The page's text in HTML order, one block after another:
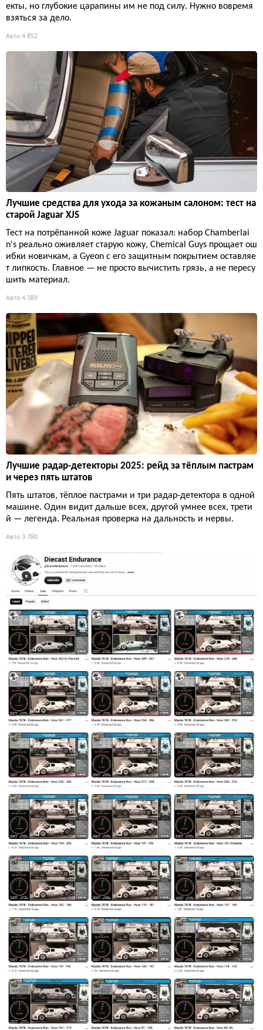
екты, но глубокие царапины им не под силу. Нужно вовремя
взяться за дело.
Авто 4 852
Лучшие средства для ухода за кожаным салоном: тест на
старой Jaguar XJS
Тест на потрёпанной коже Jaguar показал: набор Chamberlai
n's реально оживляет старую кожу, Chemical Guys прощает ош
ибки новичкам, а Gyeon с его защитным покрытием оставляе
т липкость. Главное — не просто вычистить грязь, а не пересу
шить материал.
Авто 4 389
Лучшие радар-детекторы 2025: рейд за тёплым пастрам
и через пять штатов
Пять штатов, тёплое пастрами и три радар-детектора в одной
машине. Один видит дальше всех, другой умнее всех, трети
й — легенда. Реальная проверка на дальность и нервы.
Авто 3 780